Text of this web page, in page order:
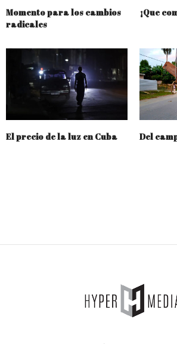
Momento para los cambios
radicales
¡Que
El precio de la luz en Cuba Del